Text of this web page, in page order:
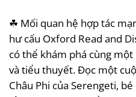
☘ Mối quan hệ hợp tác
hư cấu Oxford Read and
có thể khám phá cùng
và tiểu thuyết. Đọc một
Châu Phi của Serengeti,